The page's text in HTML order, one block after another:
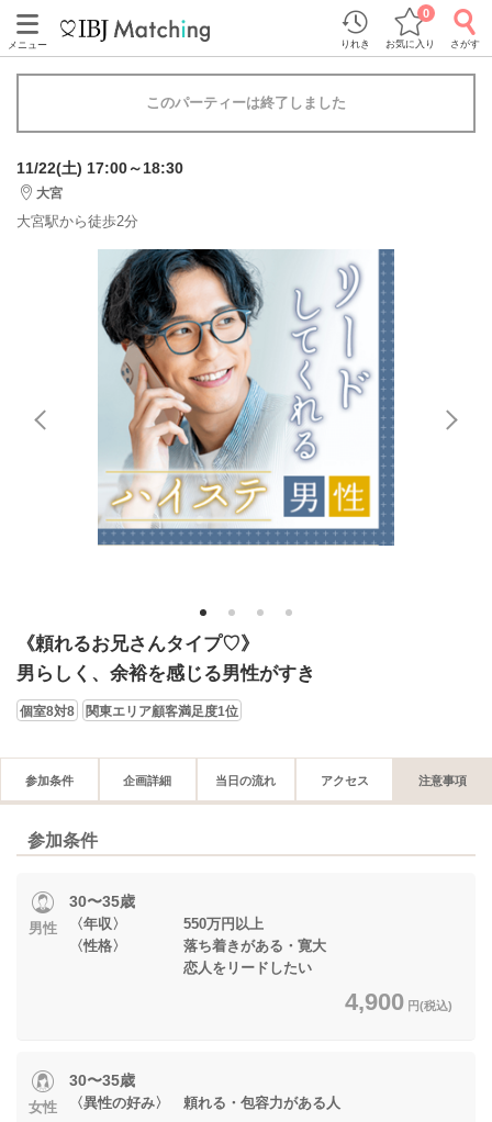
メニュー りれき お気に入り
0
さがす
このパーティーは終了しました
11/22(土) 17:00～18:30
大宮
大宮駅から徒歩2分
1 2 3 4
《頼れるお兄さんタイプ♡》
男らしく、余裕を感じる男性がすき
個室8対8 関東エリア顧客満足度1位
参加条件 企画詳細 当日の流れ アクセス 注意事項
参加条件
男性
30〜35歳
〈年収〉 550万円以上
〈性格〉 落ち着きがある・寛大
恋人をリードしたい
4,900 円(税込)
女性
30〜35歳
〈異性の好み〉 頼れる・包容力がある人